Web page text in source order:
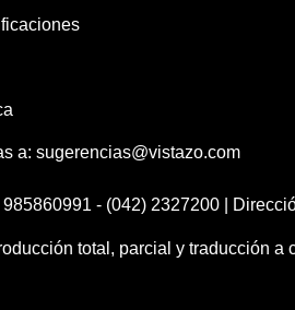
a: sugerencias@vistazo.com
- (042) 2327200 |
total, parcial y traducción